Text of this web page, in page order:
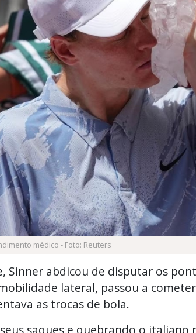
médico - Foto: Reuters
Sinner abdicou de disputar os
lateral, passou a
as trocas de bola.
saques e quebrando o